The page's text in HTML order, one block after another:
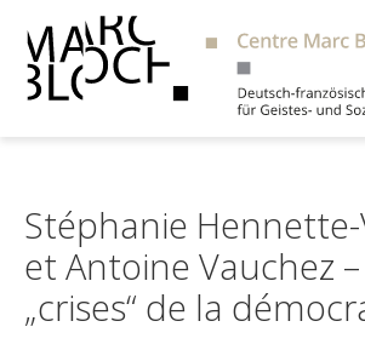
Stéphanie
et Antoine Vauchez
„crises“ de la